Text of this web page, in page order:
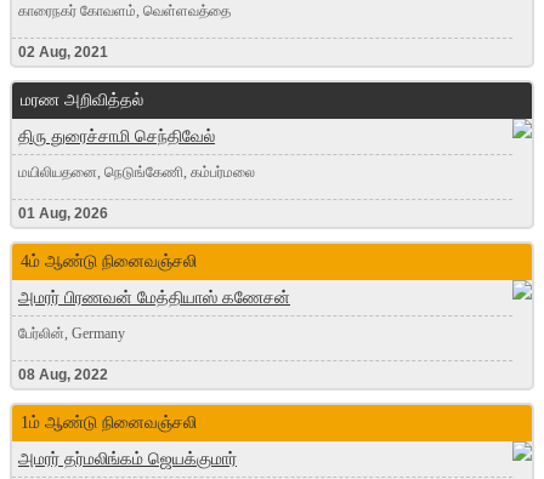
காரைநகர் கோவளம், வெள்ளவத்தை
02 Aug, 2021
மரண அறிவித்தல்
திரு துரைச்சாமி செந்திவேல்
மயிலியதனை, நெடுங்கேணி, கம்பர்மலை
01 Aug, 2026
4ம் ஆண்டு நினைவஞ்சலி
அமரர் பிரணவன் மேத்தியாஸ் கணேசன்
பேர்லின், Germany
08 Aug, 2022
1ம் ஆண்டு நினைவஞ்சலி
அமரர் தர்மலிங்கம் ஜெயக்குமார்